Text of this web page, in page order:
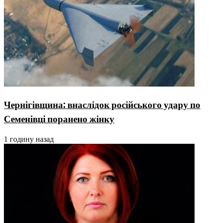
Чернігівщина: внаслідок російського удару по
Семенівці поранено жінку
1 годину назад